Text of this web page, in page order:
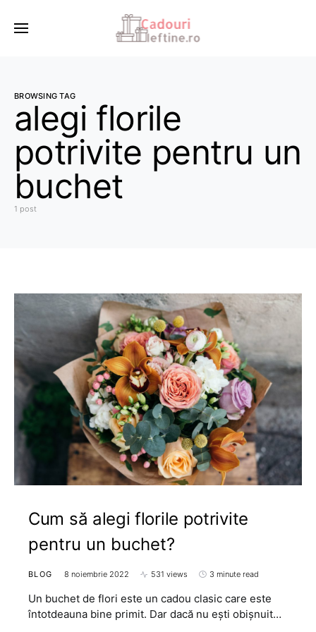
BROWSING TAG
alegi florile
potrivite pentru un
buchet
1 post
Cum să alegi florile potrivite
pentru un buchet?
BLOG 8 noiembrie 2022 531 views 3 minute read
Un buchet de flori este un cadou clasic care este
întotdeauna bine primit. Dar dacă nu ești obișnuit…